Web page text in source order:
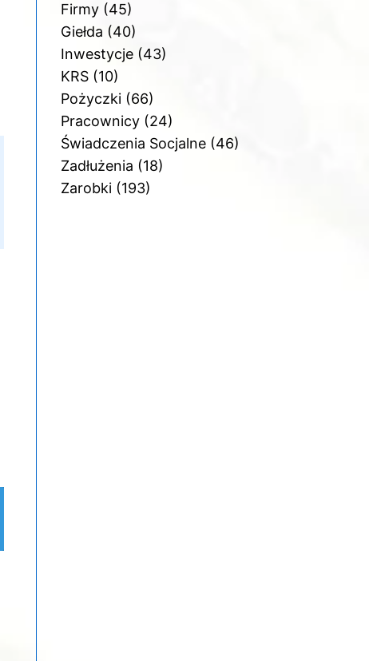
Firmy(45)
Giełda (40)
Inwestycje(43)
KRS(10)
Pożyczki(66)
Pracownicy(24)
Świadczenia Socjalne(46)
Zadłużenia (18)
Zarobki(193)